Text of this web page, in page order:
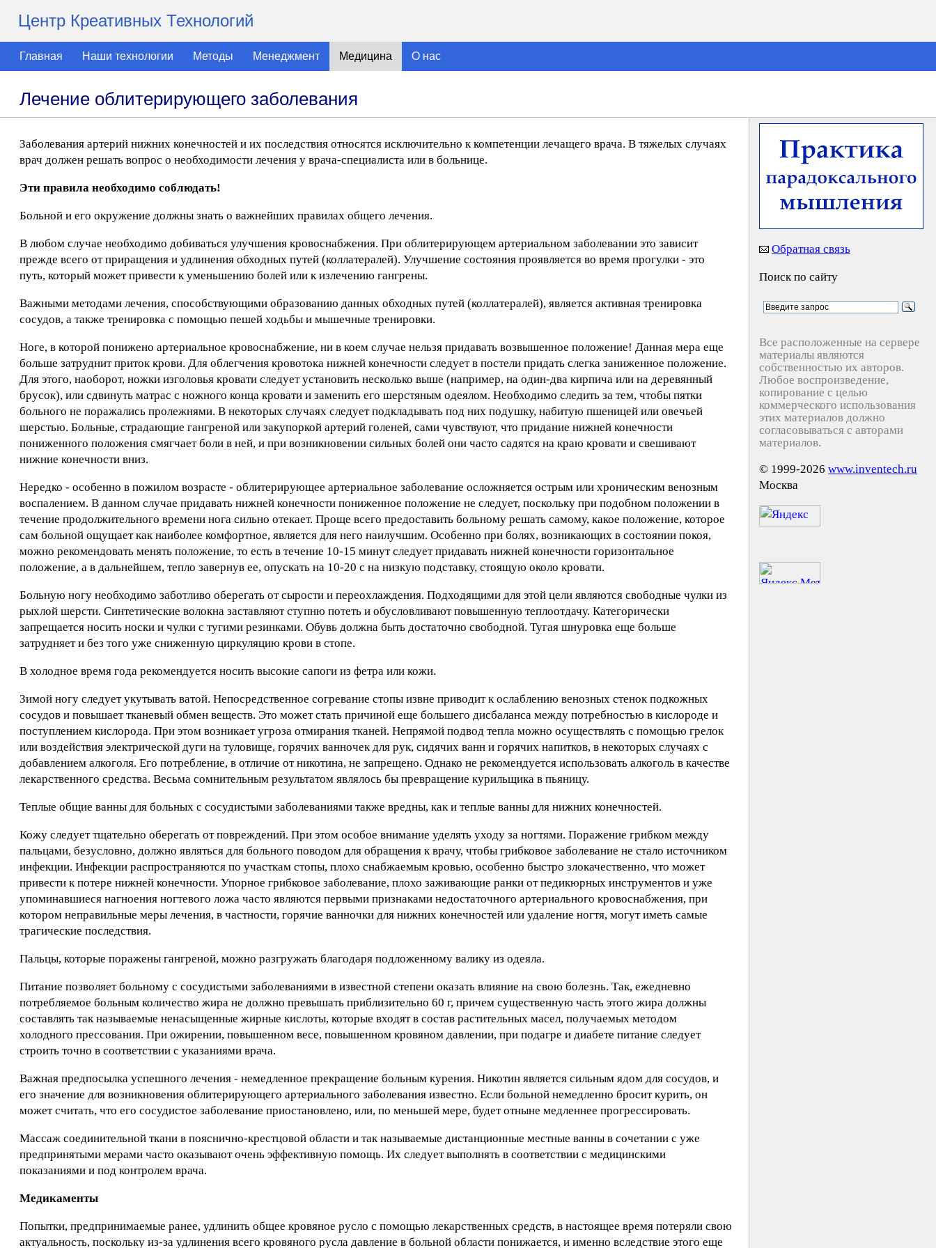
Центр Креативных Технологий
Главная Наши технологии Методы Менеджмент Медицина О нас
Лечение облитерирующего заболевания
Заболевания артерий нижних конечностей и их последствия относятся исключительно к компетенции лечащего врача. В тяжелых случаях
врач должен решать вопрос о необходимости лечения у врача-специалиста или в больнице.
Эти правила необходимо соблюдать!
Больной и его окружение должны знать о важнейших правилах общего лечения.
В любом случае необходимо добиваться улучшения кровоснабжения. При облитерирующем артериальном заболевании это зависит
прежде всего от приращения и удлинения обходных путей (коллатералей). Улучшение состояния проявляется во время прогулки - это
путь, который может привести к уменьшению болей или к излечению гангрены.
Важными методами лечения, способствующими образованию данных обходных путей (коллатералей), является активная тренировка
сосудов, а также тренировка с помощью пешей ходьбы и мышечные тренировки.
Ноге, в которой понижено артериальное кровоснабжение, ни в коем случае нельзя придавать возвышенное положение! Данная мера еще
больше затруднит приток крови. Для облегчения кровотока нижней конечности следует в постели придать слегка заниженное положение.
Для этого, наоборот, ножки изголовья кровати следует установить несколько выше (например, на один-два кирпича или на деревянный
брусок), или сдвинуть матрас с ножного конца кровати и заменить его шерстяным одеялом. Необходимо следить за тем, чтобы пятки
больного не поражались пролежнями. В некоторых случаях следует подкладывать под них подушку, набитую пшеницей или овечьей
шерстью. Больные, страдающие гангреной или закупоркой артерий голеней, сами чувствуют, что придание нижней конечности
пониженного положения смягчает боли в ней, и при возникновении сильных болей они часто садятся на краю кровати и свешивают
нижние конечности вниз.
Нередко - особенно в пожилом возрасте - облитерирующее артериальное заболевание осложняется острым или хроническим венозным
воспалением. В данном случае придавать нижней конечности пониженное положение не следует, поскольку при подобном положении в
течение продолжительного времени нога сильно отекает. Проще всего предоставить больному решать самому, какое положение, которое
сам больной ощущает как наиболее комфортное, является для него наилучшим. Особенно при болях, возникающих в состоянии покоя,
можно рекомендовать менять положение, то есть в течение 10-15 минут следует придавать нижней конечности горизонтальное
положение, а в дальнейшем, тепло завернув ее, опускать на 10-20 с на низкую подставку, стоящую около кровати.
Больную ногу необходимо заботливо оберегать от сырости и переохлаждения. Подходящими для этой цели являются свободные чулки из
рыхлой шерсти. Синтетические волокна заставляют ступню потеть и обусловливают повышенную теплоотдачу. Категорически
запрещается носить носки и чулки с тугими резинками. Обувь должна быть достаточно свободной. Тугая шнуровка еще больше
затрудняет и без того уже сниженную циркуляцию крови в стопе.
B холодное время года рекомендуется носить высокие сапоги из фетра или кожи.
Зимой ногу следует укутывать ватой. Непосредственное согревание стопы извне приводит к ослаблению венозных стенок подкожных
сосудов и повышает тканевый обмен веществ. Это может стать причиной еще большего дисбаланса между потребностью в кислороде и
поступлением кислорода. При этом возникает угроза отмирания тканей. Непрямой подвод тепла можно осуществлять с помощью грелок
или воздействия электрической дуги на туловище, горячих ванночек для рук, сидячих ванн и горячих напитков, в некоторых случаях с
добавлением алкоголя. Его потребление, в отличие от никотина, не запрещено. Однако не рекомендуется использовать алкоголь в качестве
лекарственного средства. Весьма сомнительным результатом являлось бы превращение курильщика в пьяницу.
Теплые общие ванны для больных с сосудистыми заболеваниями также вредны, как и теплые ванны для нижних конечностей.
Кожу следует тщательно оберегать от повреждений. При этом особое внимание уделять уходу за ногтями. Поражение грибком между
пальцами, безусловно, должно являться для больного поводом для обращения к врачу, чтобы грибковое заболевание не стало источником
инфекции. Инфекции распространяются по участкам стопы, плохо снабжаемым кровью, особенно быстро злокачественно, что может
привести к потере нижней конечности. Упорное грибковое заболевание, плохо заживающие ранки от педикюрных инструментов и уже
упоминавшиеся нагноения ногтевого ложа часто являются первыми признаками недостаточного артериального кровоснабжения, при
котором неправильные меры лечения, в частности, горячие ванночки для нижних конечностей или удаление ногтя, могут иметь самые
трагические последствия.
Пальцы, которые поражены гангреной, можно разгружать благодаря подложенному валику из одеяла.
Питание позволяет больному с сосудистыми заболеваниями в известной степени оказать влияние на свою болезнь. Так, ежедневно
потребляемое больным количество жира не должно превышать приблизительно 60 г, причем существенную часть этого жира должны
составлять так называемые ненасыщенные жирные кислоты, которые входят в состав растительных масел, получаемых методом
холодного прессования. При ожирении, повышенном весе, повышенном кровяном давлении, при подагре и диабете питание следует
строить точно в соответствии с указаниями врача.
Важная предпосылка успешного лечения - немедленное прекращение больным курения. Никотин является сильным ядом для сосудов, и
его значение для возникновения облитерирующего артериального заболевания известно. Если больной немедленно бросит курить, он
может считать, что его сосудистое заболевание приостановлено, или, по меньшей мере, будет отныне медленнее прогрессировать.
Массаж соединительной ткани в пояснично-крестцовой области и так называемые дистанционные местные ванны в сочетании с уже
предпринятыми мерами часто оказывают очень эффективную помощь. Их следует выполнять в соответствии с медицинскими
показаниями и под контролем врача.
Медикаменты
Попытки, предпринимаемые ранее, удлинить общее кровяное русло с помощью лекарственных средств, в настоящее время потеряли свою
актуальность, поскольку из-за удлинения всего кровяного русла давление в больной области понижается, и именно вследствие этого еще
Обратная связь
Поиск по сайту
Все расположенные на сервере
материалы являются
собственностью их авторов.
Любое воспроизведение,
копирование с целью
коммерческого использования
этих материалов должно
согласовываться с авторами
материалов.
© 1999-2026 www.inventech.ru
Москва